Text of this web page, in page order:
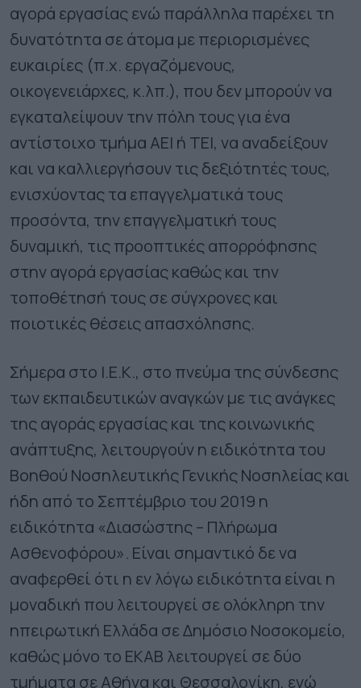
αγορά εργασίας ενώ παράλληλα παρέχει τη
δυνατότητα σε άτομα με περιορισμένες
ευκαιρίες (π.χ. εργαζόμενους,
οικογενειάρχες, κ.λπ.), που δεν μπορούν να
εγκαταλείψουν την πόλη τους για ένα
αντίστοιχο τμήμα ΑΕΙ ή ΤΕΙ, να αναδείξουν
και να καλλιεργήσουν τις δεξιότητές τους,
ενισχύοντας τα επαγγελματικά τους
προσόντα, την επαγγελματική τους
δυναμική, τις προοπτικές απορρόφησης
στην αγορά εργασίας καθώς και την
τοποθέτησή τους σε σύγχρονες και
ποιοτικές θέσεις απασχόλησης.
Σήμερα στο Ι.Ε.Κ., στο πνεύμα της σύνδεσης
των εκπαιδευτικών αναγκών με τις ανάγκες
της αγοράς εργασίας και της κοινωνικής
ανάπτυξης, λειτουργούν η ειδικότητα του
Βοηθού Νοσηλευτικής Γενικής Νοσηλείας και
ήδη από το Σεπτέμβριο του 2019 η
ειδικότητα «Διασώστης – Πλήρωμα
Ασθενοφόρου». Είναι σημαντικό δε να
αναφερθεί ότι η εν λόγω ειδικότητα είναι η
μοναδική που λειτουργεί σε ολόκληρη την
ηπειρωτική Ελλάδα σε Δημόσιο Νοσοκομείο,
καθώς μόνο το ΕΚΑΒ λειτουργεί σε δύο
τμήματα σε Αθήνα και Θεσσαλονίκη, ενώ